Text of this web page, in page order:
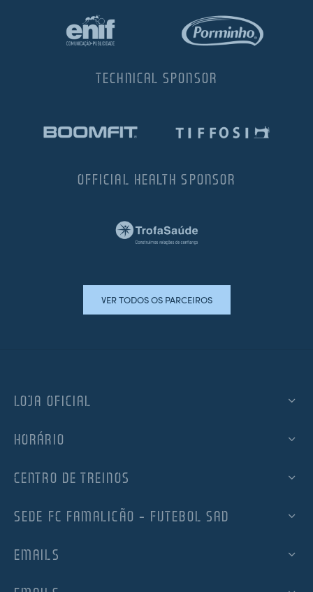
TECHNICAL SPONSOR
OFFICIAL HEALTH SPONSOR
VER TODOS OS PARCEIROS
LOJA OFICIAL
HORÁRIO
CENTRO DE TREINOS
SEDE FC FAMALICÃO – FUTEBOL SAD
EMAILS